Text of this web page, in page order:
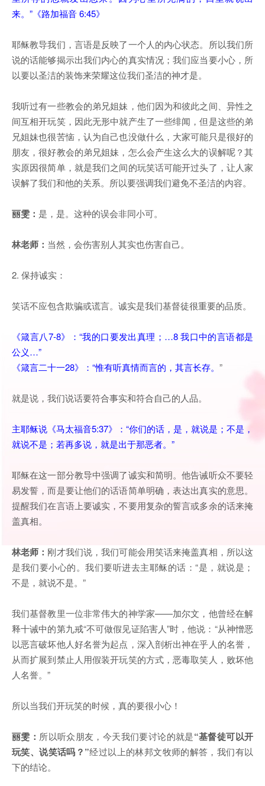
来。”《路加福音 6:45》
耶稣教导我们，言语是反映了一个人的内心状态。所以我们所
说的话能够揭示出我们内心的真实情况；我们应当要小心，所
以要以圣洁的装饰来荣耀这位我们圣洁的神才是。
我听过有一些教会的弟兄姐妹，他们因为和彼此之间、异性之
间互相开玩笑，因此无形中就产生了一些绯闻，但是这些的弟
兄姐妹也很苦恼，认为自己也没做什么，大家可能只是很好的
朋友，很好教会的弟兄姐妹，怎么会产生这么大的误解呢？其
实原因很简单，就是我们之间的玩笑话可能开过头了，让人家
误解了我们和他的关系。所以要强调我们避免不圣洁的内容。
丽雯： 是，是。这种的误会非同小可。
林老师： 当然，会伤害别人其实也伤害自己。
2. 保持诚实：
笑话不应包含欺骗或谎言。诚实是我们基督徒很重要的品质。
《箴言八7-8》：“我的口要发出真理；…8 我口中的言语都是
公义…”
《箴言二十一28》：“惟有听真情而言的，其言长存。 ”
就是说，我们说话要符合事实和符合自己的人品。
主耶稣说《马太福音5:37》：“你们的话，是，就说是；不是，
就说不是；若再多说，就是出于那恶者。”
耶稣在这一部分教导中强调了诚实和简明。他告诫听众不要轻
易发誓，而是要让他们的话语简单明确，表达出真实的意思。
提醒我们在言语上要诚实，不要用复杂的誓言或多余的话来掩
盖真相。
林老师： 刚才我们说，我们可能会用笑话来掩盖真相，所以这
是我们要小心的。我们要听进去主耶稣的话：“是，就说是；
不是，就说不是。”
我们基督教里一位非常伟大的神学家——加尔文，他曾经在解
释十诫中的第九戒“不可做假见证陷害人”时，他说：“从神憎恶
以恶言破坏他人好名誉为起点，深入剖析出神在乎人的名誉，
从而扩展到禁止人用假装开玩笑的方式，恶毒取笑人，败坏他
人名誉。”
所以当我们开玩笑的时候，真的要很小心！
丽雯： 所以听众朋友，今天我们要讨论的就是“基督徒可以开
玩笑、说笑话吗？”经过以上的林邦文牧师的解答，我们有以
下的结论。